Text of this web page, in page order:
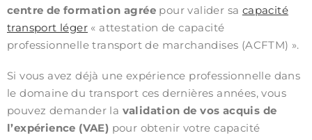
centre de formation agrée pour valider sa capacité
transport léger « attestation de capacité
professionnelle transport de marchandises (ACFTM) ».
Si vous avez déjà une expérience professionnelle dans
le domaine du transport ces dernières années, vous
pouvez demander la validation de vos acquis de
l’expérience (VAE) pour obtenir votre capacité